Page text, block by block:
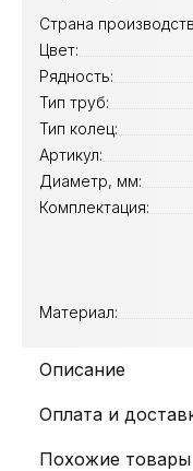
Страна
Цвет:
Рядность:
Тип труб:
Тип колец:
Артикул:
Диаметр, мм:
Комплектация:
Материал:
Описание
Оплата и
Похожие товары